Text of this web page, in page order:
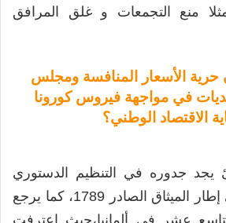
مثلا منع التجمعات و غلق المرافق
حرية الأسعار المنافسة ومجلس
في مواجهة فيروس كورونا
الاقتصاد الوطني؟
يجد جدوره في التنظيم الدستوري
في فرنسا وذلك في إطار الميثاق الصادر 1789، كما يرجع
عشر في ألمانيا،حيث اعترفت